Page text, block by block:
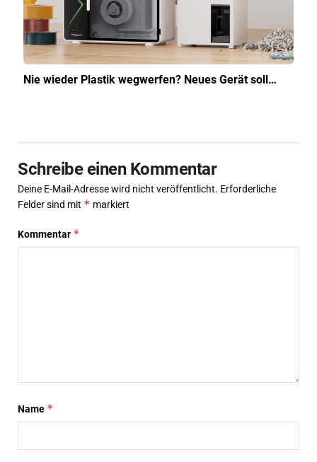
Nie wieder Plastik wegwerfen? Neues Gerät soll…
Schreibe einen Kommentar
Deine E-Mail-Adresse wird nicht veröffentlicht. Erforderliche
Felder sind mit * markiert
Kommentar *
Name *